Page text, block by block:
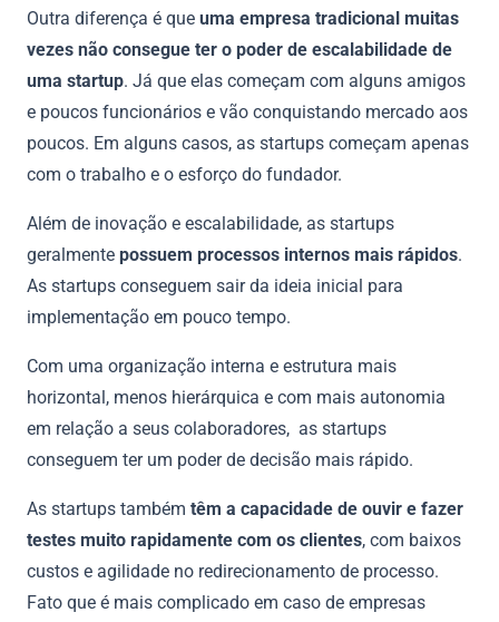
Outra diferença é que uma empresa tradicional muitas
vezes não consegue ter o poder de escalabilidade de
uma startup. Já que elas começam com alguns amigos
e poucos funcionários e vão conquistando mercado aos
poucos. Em alguns casos, as startups começam apenas
com o trabalho e o esforço do fundador.
Além de inovação e escalabilidade, as startups
geralmente possuem processos internos mais rápidos.
As startups conseguem sair da ideia inicial para
implementação em pouco tempo.
Com uma organização interna e estrutura mais
horizontal, menos hierárquica e com mais autonomia
em relação a seus colaboradores, as startups
conseguem ter um poder de decisão mais rápido.
As startups também têm a capacidade de ouvir e fazer
testes muito rapidamente com os clientes, com baixos
custos e agilidade no redirecionamento de processo.
Fato que é mais complicado em caso de empresas